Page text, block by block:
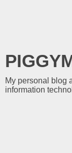
My personal blog
information